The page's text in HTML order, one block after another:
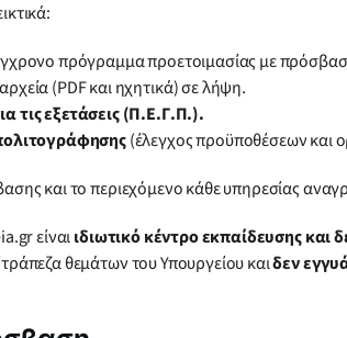
πρόγραμμα προετοιμασίας με
(PDF και ηχητικά) σε λήψη.
τις εξετάσεις (Π.Ε.Γ.Π.).
(έλεγχος προϋποθέσεων και
και το περιεχόμενο κάθε υπηρεσίας
είναιιδιωτικό κέντρο εκπαίδευσης και
θεμάτων του Υπουργείου καιδεν